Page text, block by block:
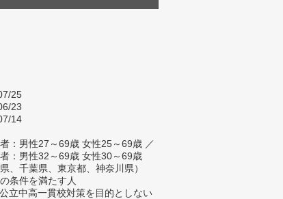
25
23
14
：男性27～69歳 女性25～69歳 ／
：男性32～69歳 女性30～69歳
、千葉県、東京都、神奈川県）
条件を満たす人
立中高一貫校対策を目的としない